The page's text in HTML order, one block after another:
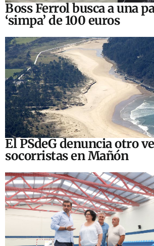
Boss Ferrol busca a una
‘simpa’ de 100 euros
El PSdeG denuncia otro
socorristas en Mañón